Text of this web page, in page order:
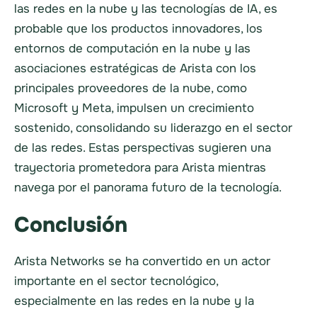
las redes en la nube y las tecnologías de IA, es
probable que los productos innovadores, los
entornos de computación en la nube y las
asociaciones estratégicas de Arista con los
principales proveedores de la nube, como
Microsoft y Meta, impulsen un crecimiento
sostenido, consolidando su liderazgo en el sector
de las redes. Estas perspectivas sugieren una
trayectoria prometedora para Arista mientras
navega por el panorama futuro de la tecnología.
Conclusión
Arista Networks se ha convertido en un actor
importante en el sector tecnológico,
especialmente en las redes en la nube y la